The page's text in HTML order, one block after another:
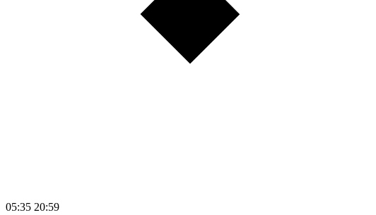
05:35 20:59